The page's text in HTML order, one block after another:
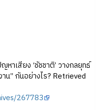
าเสียง ‘ชัชชาติ’ วางกลยุทธ์
น” กันอย่างไร? Retrieved
267783